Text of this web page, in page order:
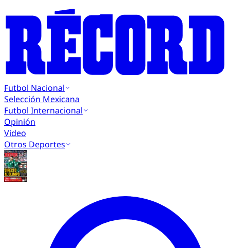
Futbol Nacional
Selección Mexicana
Futbol Internacional
Opinión
Video
Otros Deportes